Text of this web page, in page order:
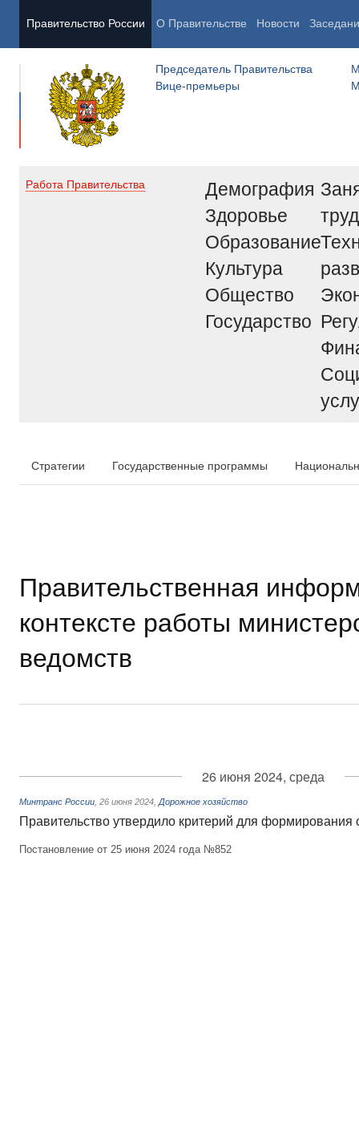
Правительство России О Правительстве Новости
Председатель Правительства
Вице-премьеры
Работа Правительства
Демография
Здоровье
Образование
Культура
Общество
Государство
труд
Стратегии Государственные программы
Правительственная
контексте работы
ведомств
26 июня 2024, среда
Минтранс России 26 июня 2024 Дорожное хозяйство
Правительство утвердило критерий для формирования
Постановление от 25 июня 2024 года №852